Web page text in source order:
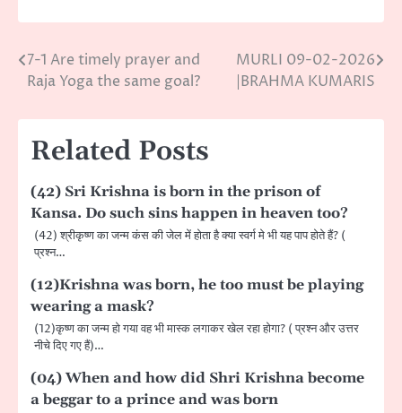
Post
navigation
7-1 Are timely prayer and
Raja Yoga the same goal?
MURLI 09-02-2026
|BRAHMA KUMARIS
Related Posts
(42) Sri Krishna is born in the prison of
Kansa. Do such sins happen in heaven too?
(42) श्रीकृष्ण का जन्म कंस की जेल में होता है क्या स्वर्ग मे भी यह पाप होते हैं? (
प्रश्न…
(12)Krishna was born, he too must be playing
wearing a mask?
(12)कृष्ण का जन्म हो गया वह भी मास्क लगाकर खेल रहा होगा? ( प्रश्न और उत्तर
नीचे दिए गए हैं)…
(04) When and how did Shri Krishna become
a beggar to a prince and was born